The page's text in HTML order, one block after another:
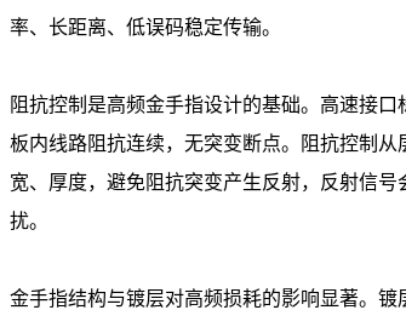
率、长距离、低误码稳定传输。
阻抗控制是高频金手指设计的基础。高速接
板内线路阻抗连续，无突变断点。阻抗控制
宽、厚度，避免阻抗突变产生反射，反射信
扰。
金手指结构与镀层对高频损耗的影响显著。